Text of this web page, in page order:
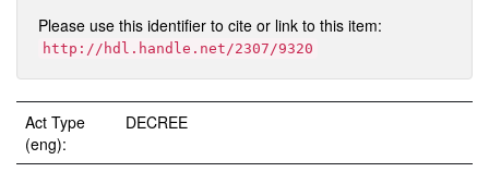
Please use this identifier to cite or link to this item:
http://hdl.handle.net/2307/9320
Act Type
(eng):
DECREE